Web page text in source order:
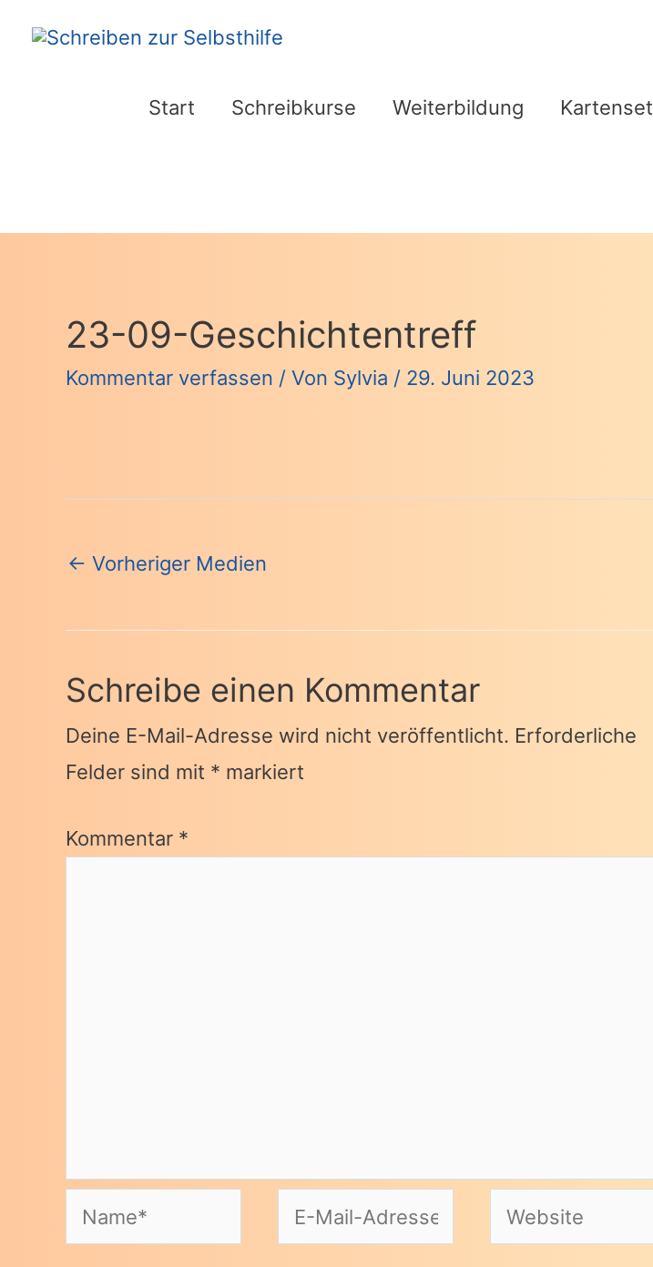
Start Schreibkurse Weiterbildung Kartenset
23-09-Geschichtentreff
Kommentar verfassen / Von Sylvia / 29. Juni 2023
Beitragsnavigation
← Vorheriger Medien
Schreibe einen Kommentar
Deine E-Mail-Adresse wird nicht veröffentlicht. Erforderliche
Felder sind mit * markiert
Kommentar *
Name*
E-
Mail-
Website